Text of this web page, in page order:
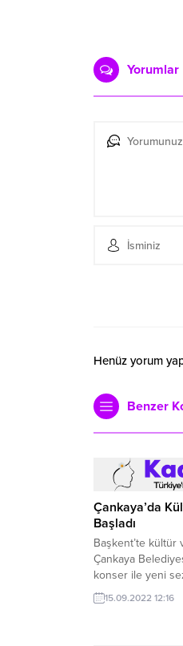
Yorumlar
Henüz yorum
Benzer
Çankaya’da
Başladı
Başkent’te kültür
Çankaya
konser ile yeni
15.09.2022 12:16